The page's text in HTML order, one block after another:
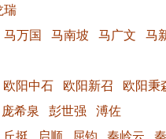
瑞
马万国 马南坡 马广文 马
欧阳中石 欧阳新召 欧阳秉
庞希泉 彭世强 溥佐
丘挺 启顺 屈钧 秦岭云